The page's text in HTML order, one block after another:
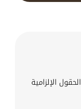
الحقول الإلزامية